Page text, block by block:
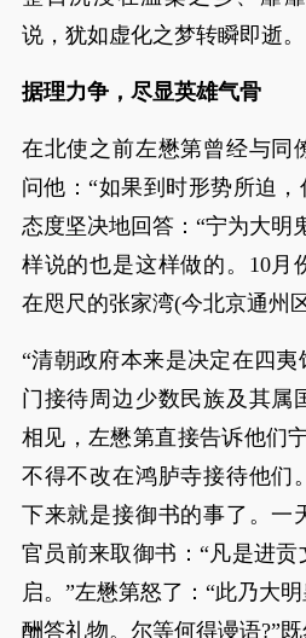
说，犹如虚化之梦转瞬即逝。
据理力争，尽显英雄气骨
在北使之前左懋第曾经与同
问他：“如果到时形势所迫
态度坚决地回答：“宁为大明
样说的也是这样做的。10月
在咫尺的张家湾(今北京通州
“清朝政府本来是决定在四
门接待周边少数民族及其属
相见，左懋第直接告诉他们
不得不改在鸿胪寺接待他们
下来就是接御书的事了。一
官员前来取御书：“凡是进
启。”左懋第怒了：“此乃大
酬答礼物。尔等何得谩语?”